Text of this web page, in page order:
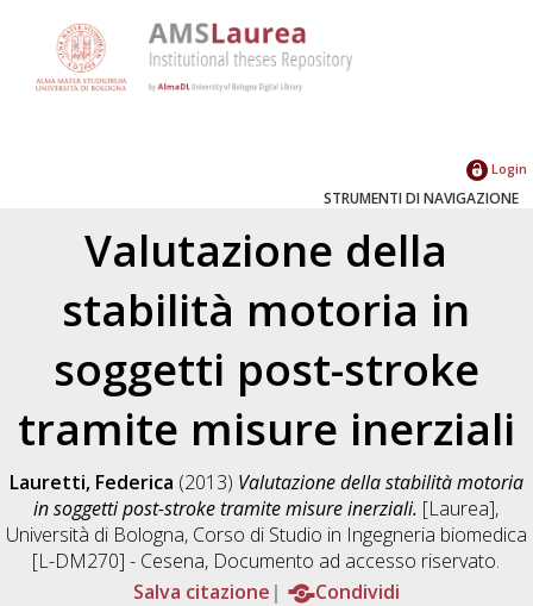
Login
STRUMENTI DI NAVIGAZIONE
Valutazione della
stabilità motoria in
soggetti post-stroke
tramite misure inerziali
Lauretti, Federica (2013) Valutazione della stabilità motoria
in soggetti post-stroke tramite misure inerziali. [Laurea],
Università di Bologna, Corso di Studio in Ingegneria biomedica
[L-DM270] - Cesena, Documento ad accesso riservato.
Salva citazione
Condividi